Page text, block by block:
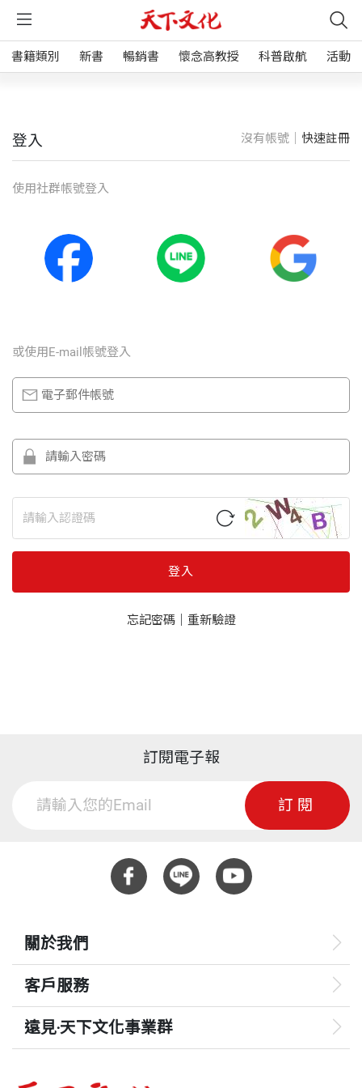
書籍類別 新書 暢銷書 懷念高教授 科普啟航 活動
登入 沒有帳號｜ 快速註冊
使⽤社群帳號登入
或使⽤E-mail帳號登入
登入
忘記密碼｜ 重新驗證
訂閱電子報
訂閱
關於我們
客戶服務
遠見‧天下文化事業群